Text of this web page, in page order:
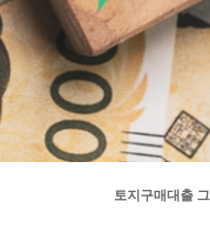
토지구매대출